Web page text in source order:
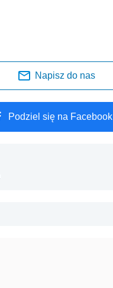
Napisz do nas
Podziel się na Facebook